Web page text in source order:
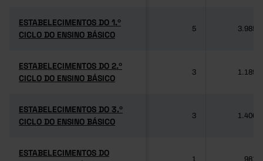
ESTABELECIMENTOS DO 1.º
CICLO DO ENSINO BÁSICO
ESTABELECIMENTOS DO 1.º
CICLO DO ENSINO BÁSICO
5 3.985
ESTABELECIMENTOS DO 2.º
CICLO DO ENSINO BÁSICO
ESTABELECIMENTOS DO 2.º
CICLO DO ENSINO BÁSICO
3 1.189
ESTABELECIMENTOS DO 3.º
CICLO DO ENSINO BÁSICO
ESTABELECIMENTOS DO 3.º
CICLO DO ENSINO BÁSICO
3 1.406
ESTABELECIMENTOS DO
ESTABELECIMENTOS DO
1 981